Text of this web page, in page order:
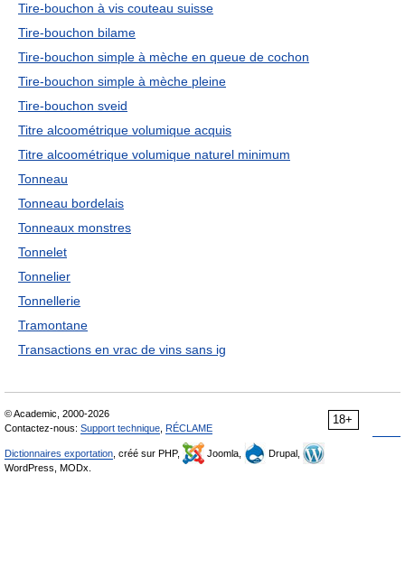
Tire-bouchon à vis couteau suisse
Tire-bouchon bilame
Tire-bouchon simple à mèche en queue de cochon
Tire-bouchon simple à mèche pleine
Tire-bouchon sveid
Titre alcoométrique volumique acquis
Titre alcoométrique volumique naturel minimum
Tonneau
Tonneau bordelais
Tonneaux monstres
Tonnelet
Tonnelier
Tonnellerie
Tramontane
Transactions en vrac de vins sans ig
18+
© Academic, 2000-2026
Contactez-nous: Support technique RÉCLAME
Dictionnaires exportation , créé sur PHP, Joomla,
Drupal,
WordPress, MODx.